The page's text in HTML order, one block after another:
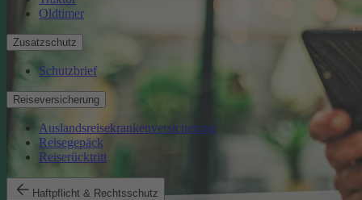
Oldtimer
Zusatzschutz
Schutzbrief
Reiseversicherung
Auslandsreisekrankenversicherung
Reisegepäck
Reiserücktritt
Haftpflicht & Rechtsschutz